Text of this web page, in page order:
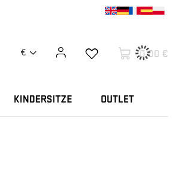
€ 0,00 €
KINDERSITZE OUTLET